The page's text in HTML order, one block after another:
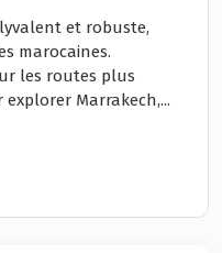
et robuste,
marocaines.
les routes plus
Marrakech,...